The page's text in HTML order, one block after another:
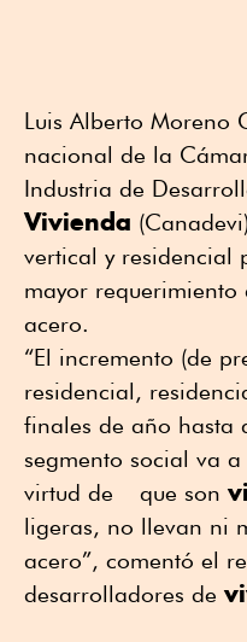
Luis Alberto Moreno
nacional de la
Industria de
Vivienda
vertical y residencial
mayor requerimiento
acero.
“El incremento (de
residencial,
finales de año hasta
segmento social va
virtud de que son
ligeras, no llevan ni
acero”, comentó el
desarrolladores de